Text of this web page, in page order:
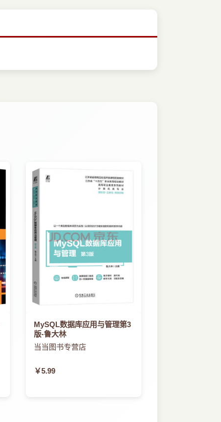
MySQL数据库应用与管理第3
版-鲁大林
当当图书专营店
￥5.99